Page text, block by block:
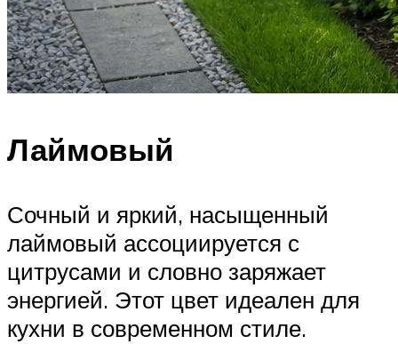
Лаймовый
Сочный и яркий, насыщенный
лаймовый ассоциируется с
цитрусами и словно заряжает
энергией. Этот цвет идеален для
кухни в современном стиле.